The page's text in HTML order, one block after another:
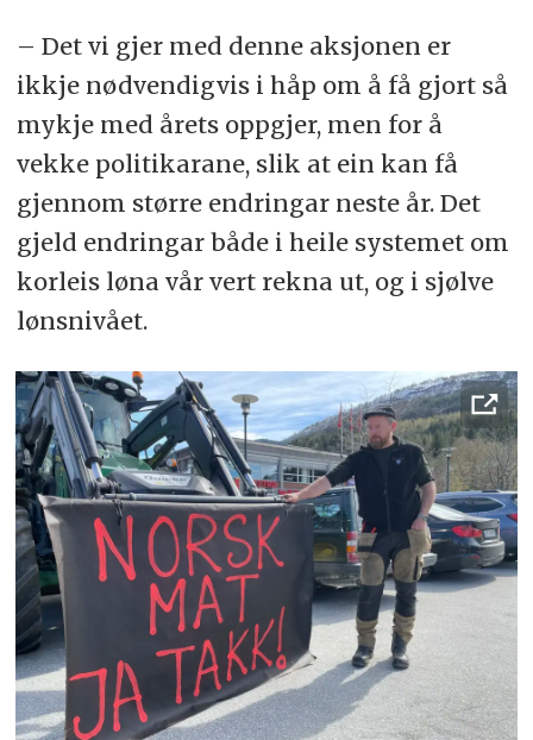
– Det vi gjer med denne aksjonen er
ikkje nødvendigvis i håp om å få gjort så
mykje med årets oppgjer, men for å
vekke politikarane, slik at ein kan få
gjennom større endringar neste år. Det
gjeld endringar både i heile systemet om
korleis løna vår vert rekna ut, og i sjølve
lønsnivået.